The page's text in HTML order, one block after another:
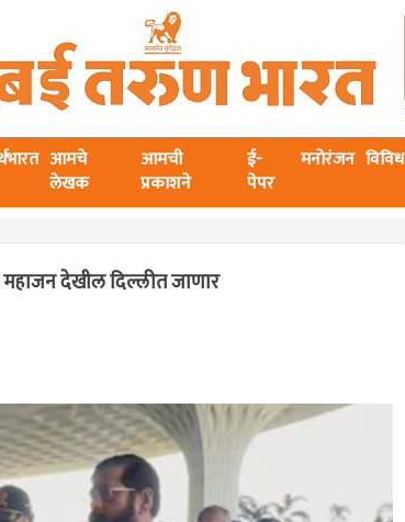
आमचे
लेखक
आमची
प्रकाशने
ई-
पेपर
मनोरंजन विविध
महाजन देखील दिल्लीत जाणार